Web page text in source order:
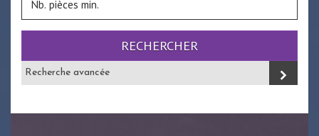
RECHERCHER
Recherche avancée